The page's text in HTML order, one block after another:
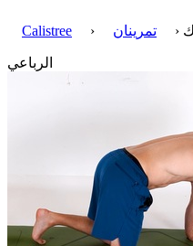
Calistree › تمرينان › الدوران الداخلي لمفصل الورك
الرباعي